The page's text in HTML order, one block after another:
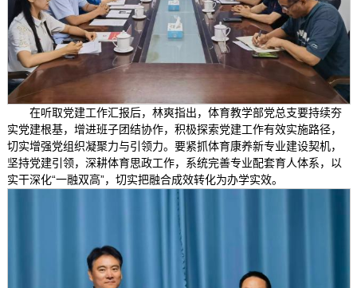
在听取党建工作汇报后，林爽指出，体育教学部党总支要持续夯
实党建根基，增进班子团结协作，积极探索党建工作有效实施路径，
切实增强党组织凝聚力与引领力。要紧抓体育康养新专业建设契机，
坚持党建引领，深耕体育思政工作，系统完善专业配套育人体系，以
实干深化“一融双高”，切实把融合成效转化为办学实效。